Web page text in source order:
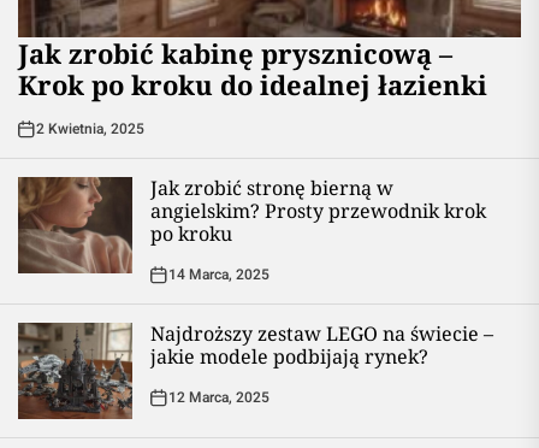
Jak zrobić kabinę prysznicową –
Krok po kroku do idealnej łazienki
2 Kwietnia, 2025
Jak zrobić stronę bierną w
angielskim? Prosty przewodnik krok
po kroku
14 Marca, 2025
Najdroższy zestaw LEGO na świecie –
jakie modele podbijają rynek?
12 Marca, 2025